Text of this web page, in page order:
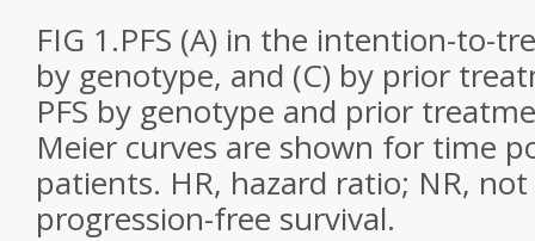
FIG 1.PFS (A) in the intention-to-
by genotype, and (C) by prior
PFS by genotype and prior
Meier curves are shown for time
patients. HR, hazard ratio; NR,
progression-free survival.